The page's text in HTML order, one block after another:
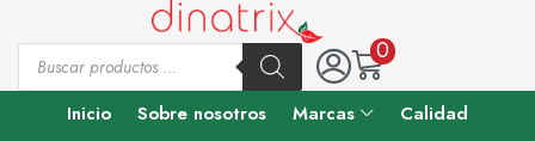
0
Inicio Sobre nosotros Marcas
Calidad